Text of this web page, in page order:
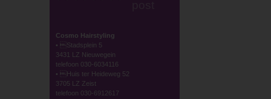
Cosmo Hairstyling
• Stadsplein 5
3431 LZ Nieuwegein
telefoon 030-6034116
• Huis ter Heideweg 52
3705 LZ Zeist
telefoon 030-6912617